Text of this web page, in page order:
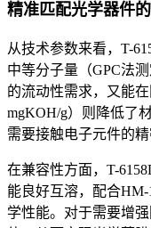
精准匹配光学器件
从技术参数来看，T-
中等分子量（GPC法
的流动性需求，又能
mgKOH/g）则降低了
需要接触电子元件的
在兼容性方面，T-
能良好互溶，配合
学性能。对于需要增